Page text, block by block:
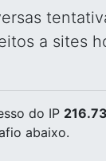
a sites
do IP
abaixo.